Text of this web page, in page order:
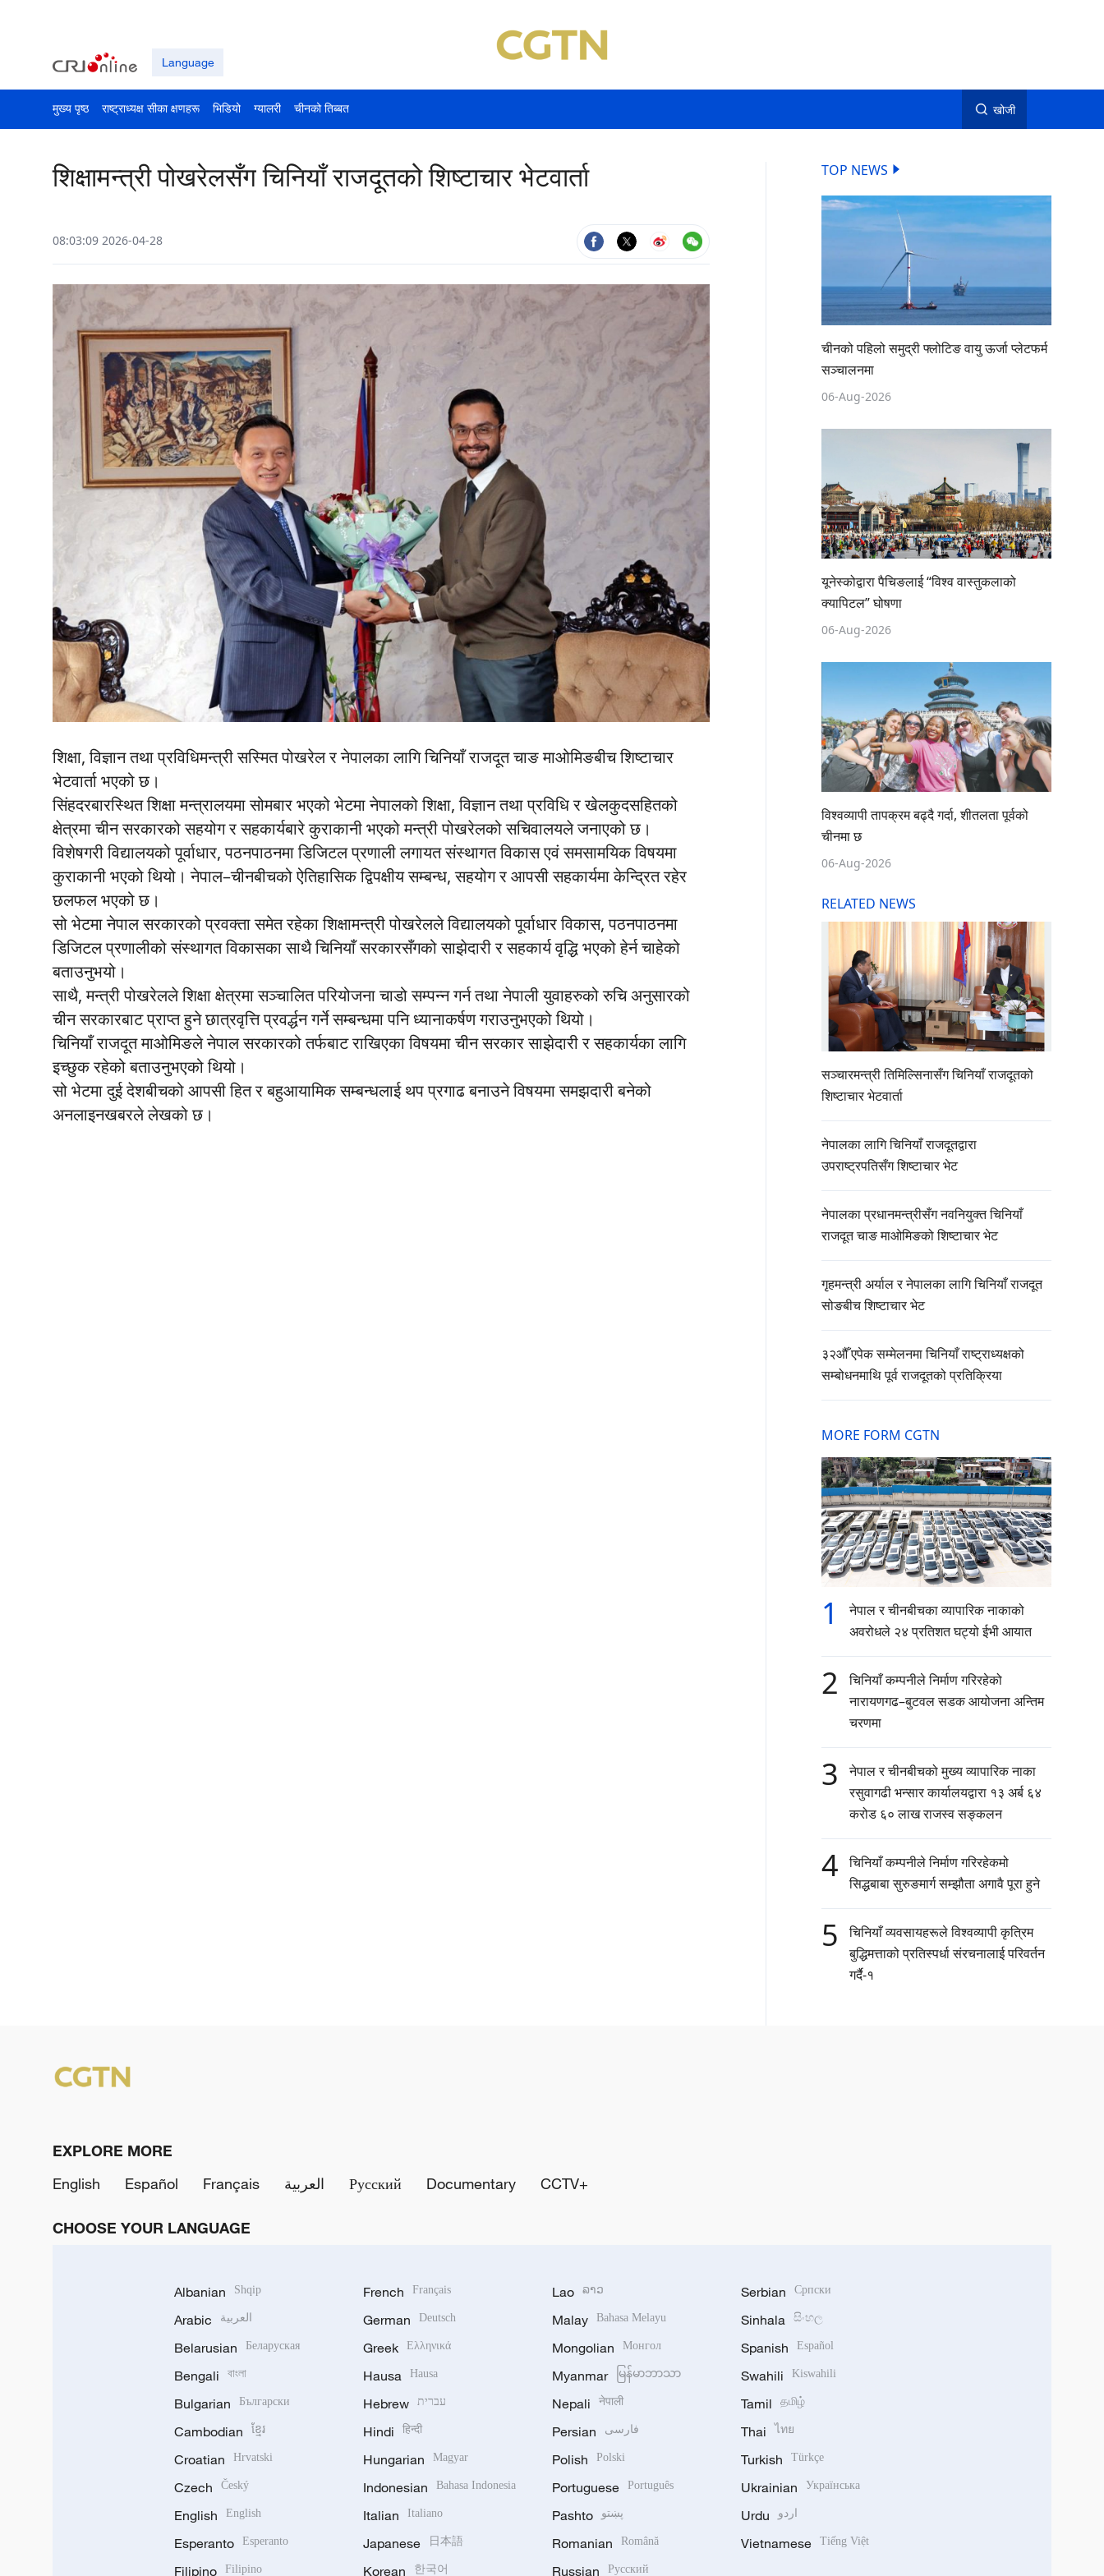
Language
मुख्य पृष्ठ राष्ट्राध्यक्ष सीका क्षणहरू भिडियो ग्यालरी चीनको तिब्बत खोजी
शिक्षामन्त्री पोखरेलसँग चिनियाँ राजदूतको शिष्टाचार भेटवार्ता
08:03:09 2026-04-28
शिक्षा, विज्ञान तथा प्रविधिमन्त्री सस्मित पोखरेल र नेपालका लागि चिनियाँ राजदूत चाङ माओमिङबीच शिष्टाचार
भेटवार्ता भएको छ।
सिंहदरबारस्थित शिक्षा मन्त्रालयमा सोमबार भएको भेटमा नेपालको शिक्षा, विज्ञान तथा प्रविधि र खेलकुदसहितको
क्षेत्रमा चीन सरकारको सहयोग र सहकार्यबारे कुराकानी भएको मन्त्री पोखरेलको सचिवालयले जनाएको छ।
विशेषगरी विद्यालयको पूर्वाधार, पठनपाठनमा डिजिटल प्रणाली लगायत संस्थागत विकास एवं समसामयिक विषयमा
कुराकानी भएको थियो। नेपाल–चीनबीचको ऐतिहासिक द्विपक्षीय सम्बन्ध, सहयोग र आपसी सहकार्यमा केन्द्रित रहेर
छलफल भएको छ।
सो भेटमा नेपाल सरकारको प्रवक्ता समेत रहेका शिक्षामन्त्री पोखरेलले विद्यालयको पूर्वाधार विकास, पठनपाठनमा
डिजिटल प्रणालीको संस्थागत विकासका साथै चिनियाँ सरकारसँगको साझेदारी र सहकार्य वृद्धि भएको हेर्न चाहेको
बताउनुभयो।
साथै, मन्त्री पोखरेलले शिक्षा क्षेत्रमा सञ्चालित परियोजना चाडो सम्पन्न गर्न तथा नेपाली युवाहरुको रुचि अनुसारको
चीन सरकारबाट प्राप्त हुने छात्रवृत्ति प्रवर्द्धन गर्ने सम्बन्धमा पनि ध्यानाकर्षण गराउनुभएको थियो।
चिनियाँ राजदूत माओमिङले नेपाल सरकारको तर्फबाट राखिएका विषयमा चीन सरकार साझेदारी र सहकार्यका लागि
इच्छुक रहेको बताउनुभएको थियो।
सो भेटमा दुई देशबीचको आपसी हित र बहुआयामिक सम्बन्धलाई थप प्रगाढ बनाउने विषयमा समझदारी बनेको
अनलाइनखबरले लेखको छ।
TOP NEWS
चीनको पहिलो समुद्री फ्लोटिङ वायु ऊर्जा प्लेटफर्म
सञ्चालनमा
06-Aug-2026
यूनेस्कोद्वारा पैचिङलाई “विश्व वास्तुकलाको
क्यापिटल” घोषणा
06-Aug-2026
विश्वव्यापी तापक्रम बढ्दै गर्दा, शीतलता पूर्वको
चीनमा छ
06-Aug-2026
RELATED NEWS
सञ्चारमन्त्री तिमिल्सिनासँग चिनियाँ राजदूतको
शिष्टाचार भेटवार्ता
नेपालका लागि चिनियाँ राजदूतद्वारा
उपराष्ट्रपतिसँग शिष्टाचार भेट
नेपालका प्रधानमन्त्रीसँग नवनियुक्त चिनियाँ
राजदूत चाङ माओमिङको शिष्टाचार भेट
गृहमन्त्री अर्याल र नेपालका लागि चिनियाँ राजदूत
सोङबीच शिष्टाचार भेट
३२औँ एपेक सम्मेलनमा चिनियाँ राष्ट्राध्यक्षको
सम्बोधनमाथि पूर्व राजदूतको प्रतिक्रिया
MORE FORM CGTN
1
नेपाल र चीनबीचका व्यापारिक नाकाको
अवरोधले २४ प्रतिशत घट्यो ईभी आयात
2
चिनियाँ कम्पनीले निर्माण गरिरहेको
नारायणगढ–बुटवल सडक आयोजना अन्तिम
चरणमा
3
नेपाल र चीनबीचको मुख्य व्यापारिक नाका
रसुवागढी भन्सार कार्यालयद्वारा १३ अर्ब ६४
करोड ६० लाख राजस्व सङ्कलन
4
चिनियाँ कम्पनीले निर्माण गरिरहेकमो
सिद्धबाबा सुरुङमार्ग सम्झौता अगावै पूरा हुने
5
चिनियाँ व्यवसायहरूले विश्वव्यापी कृत्रिम
बुद्धिमत्ताको प्रतिस्पर्धा संरचनालाई परिवर्तन
गर्दै-१
EXPLORE MORE
English
Español Français العربية Русский Documentary CCTV+
CHOOSE YOUR LANGUAGE
Albanian Shqip
Arabic العربية
Belarusian Беларуская
Bengali বাংলা
Bulgarian Български
Cambodian ខ្មែរ
Croatian Hrvatski
Czech Český
English English
Esperanto Esperanto
Filipino Filipino
French Français
German Deutsch
Greek Ελληνικά
Hausa Hausa
Hebrew עברית
Hindi हिन्दी
Hungarian Magyar
Indonesian Bahasa Indonesia
Italian Italiano
Japanese 日本語
Korean 한국어
Lao ລາວ
Malay Bahasa Melayu
Mongolian Монгол
Myanmar မြန်မာဘာသာ
Nepali नेपाली
Persian فارسی
Polish Polski
Portuguese Português
Pashto پښتو
Romanian Română
Russian Русский
Serbian Српски
Sinhala සිංහල
Spanish Español
Swahili Kiswahili
Tamil தமிழ்
Thai ไทย
Turkish Türkçe
Ukrainian Українська
Urdu اردو
Vietnamese Tiếng Việt